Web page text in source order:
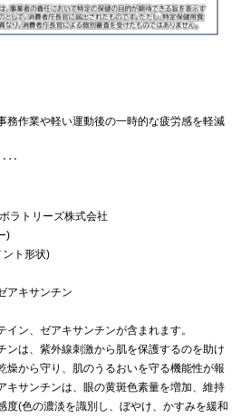
務作業や軽い運動後の一時的な疲労感を軽減
ラトリーズ株式会社
)
ント形状)
アキサンチン
ン、ゼアキサンチンが含まれます。
ンは、紫外線刺激から肌を保護するのを助け
燥から守り、肌のうるおいを守る機能性が報
キサンチンは、眼の黄斑色素量を増加、維持
度(色の濃淡を識別し、ぼやけ、かすみを緩和